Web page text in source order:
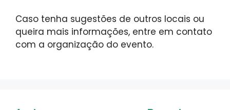
Caso tenha sugestões de outros locais ou
queira mais informações, entre em contato
com a organização do evento.